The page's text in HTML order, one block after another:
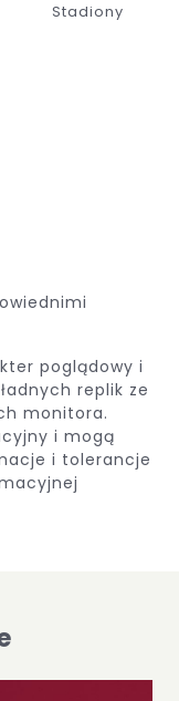
Stadiony
poglądowy i
replik ze
monitora.
i mogą
i tolerancje